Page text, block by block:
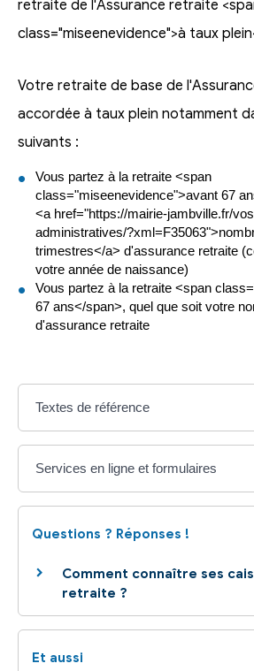
retraite de l'Assurance retraite
class="miseenevidence">à taux
Votre retraite de base de
accordée à taux plein notamment
suivants :
Vous partez à la retraite <span
class="miseenevidence">avant 67
<a href="https://mairie-jambville.fr/
administratives/
trimestres</a> d'assurance retraite
votre année de naissance)
Vous partez à la retraite <span
67 ans</span>, quel que soit votre
d'assurance retraite
Textes de référence
Services en ligne et formulaires
Questions ? Réponses !
Comment connaître ses
retraite ?
Et aussi